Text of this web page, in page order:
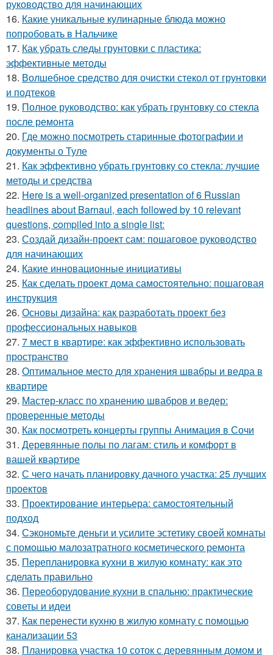
руководство для начинающих
16. Какие уникальные кулинарные блюда можно
попробовать в Нальчике
17. Как убрать следы грунтовки с пластика:
эффективные методы
18. Волшебное средство для очистки стекол от грунтовки
и подтеков
19. Полное руководство: как убрать грунтовку со стекла
после ремонта
20. Где можно посмотреть старинные фотографии и
документы о Туле
21. Как эффективно убрать грунтовку со стекла: лучшие
методы и средства
22. Here is a well-organized presentation of 6 Russian
headlines about Barnaul, each followed by 10 relevant
questions, compiled into a single list:
23. Создай дизайн-проект сам: пошаговое руководство
для начинающих
24. Какие инновационные инициативы
25. Как сделать проект дома самостоятельно: пошаговая
инструкция
26. Основы дизайна: как разработать проект без
профессиональных навыков
27. 7 мест в квартире: как эффективно использовать
пространство
28. Оптимальное место для хранения швабры и ведра в
квартире
29. Мастер-класс по хранению швабров и ведер:
проверенные методы
30. Как посмотреть концерты группы Анимация в Сочи
31. Деревянные полы по лагам: стиль и комфорт в
вашей квартире
32. С чего начать планировку дачного участка: 25 лучших
проектов
33. Проектирование интерьера: самостоятельный
подход
34. Сэкономьте деньги и усилите эстетику своей комнаты
с помощью малозатратного косметического ремонта
35. Перепланировка кухни в жилую комнату: как это
сделать правильно
36. Переоборудование кухни в спальню: практические
советы и идеи
37. Как перенести кухню в жилую комнату с помощью
канализации 53
38. Планировка участка 10 соток с деревянным домом и